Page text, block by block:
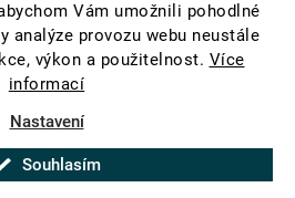
Vám umožnili pohodlné
analýze provozu webu neustále
výkon a použitelnost. Více
informací
Nastavení
Souhlasím
Vytvořil Shoptet
. Všechna práva vyhrazena.
cookies